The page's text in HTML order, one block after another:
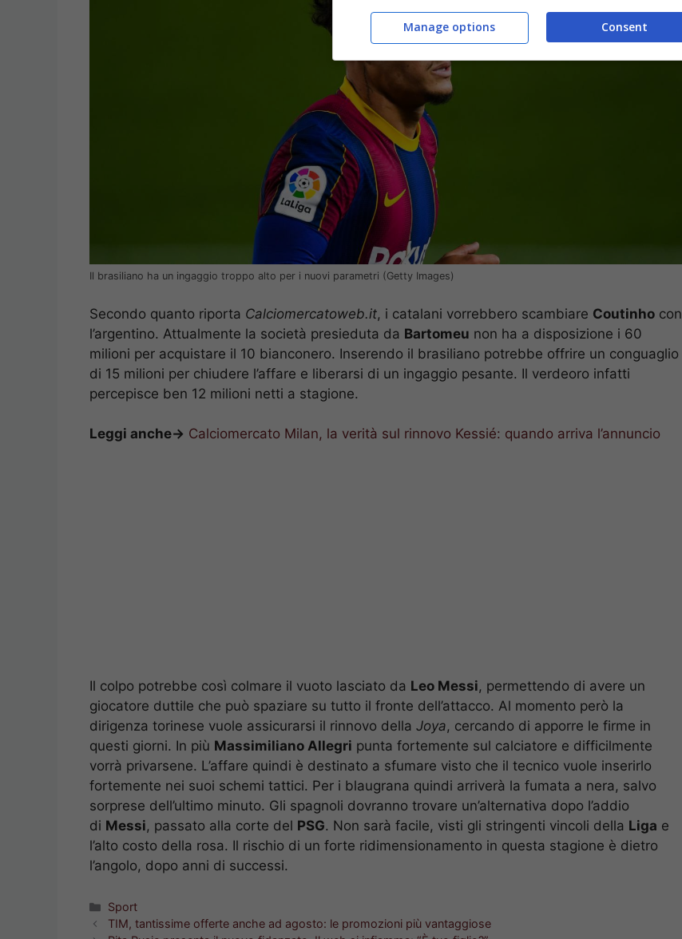
Il brasiliano ha un ingaggio troppo alto per i nuovi parametri (Getty Images)
Secondo quanto riporta Calciomercatoweb.it, i catalani vorrebbero scambiare Coutinho con
l’argentino. Attualmente la società presieduta da Bartomeu non ha a disposizione i 60
milioni per acquistare il 10 bianconero. Inserendo il brasiliano potrebbe offrire un conguaglio
di 15 milioni per chiudere l’affare e liberarsi di un ingaggio pesante. Il verdeoro infatti
percepisce ben 12 milioni netti a stagione.
Leggi anche-> Calciomercato Milan, la verità sul rinnovo Kessié: quando arriva l’annuncio
Il colpo potrebbe così colmare il vuoto lasciato da Leo Messi, permettendo di avere un
giocatore duttile che può spaziare su tutto il fronte dell’attacco. Al momento però la
dirigenza torinese vuole assicurarsi il rinnovo della Joya, cercando di apporre le firme in
questi giorni. In più Massimiliano Allegri punta fortemente sul calciatore e difficilmente
vorrà privarsene. L’affare quindi è destinato a sfumare visto che il tecnico vuole inserirlo
fortemente nei suoi schemi tattici. Per i blaugrana quindi arriverà la fumata a nera, salvo
sorprese dell’ultimo minuto. Gli spagnoli dovranno trovare un’alternativa dopo l’addio
di Messi, passato alla corte del PSG. Non sarà facile, visti gli stringenti vincoli della Liga e
l’alto costo della rosa. Il rischio di un forte ridimensionamento in questa stagione è dietro
l’angolo, dopo anni di successi.
Categorie
Sport
TIM, tantissime offerte anche ad agosto: le promozioni più vantaggiose
Consent
Manage options